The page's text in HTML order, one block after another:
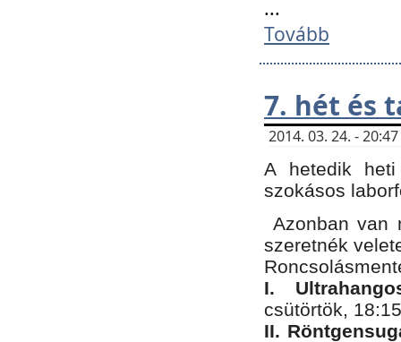
...
Tovább
7. hét és
2014. 03. 24. -
A hetedik
szokásos
Azonban van
szeretnék
I.
csütörtök,
II.